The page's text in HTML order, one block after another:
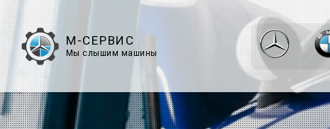
М-СЕРВИС
Мы слышим машины